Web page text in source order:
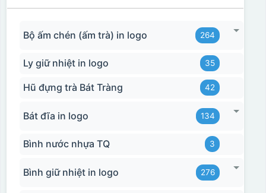
Bộ ấm chén (ấm trà) in logo 264
Ly giữ nhiệt in logo 35
Hũ đựng trà Bát Tràng 42
Bát đĩa in logo 134
Bình nước nhựa TQ 3
Bình giữ nhiệt in logo 276